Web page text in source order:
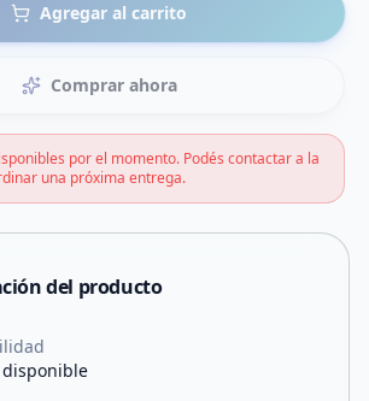
Agregar al carrito
Comprar ahora
por el momento. Podés contactar a la
una próxima entrega.
del producto
disponible